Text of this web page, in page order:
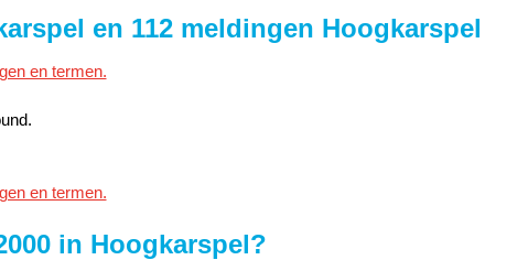
en 112 meldingen Hoogkarspel
en termen.
en termen.
in Hoogkarspel?